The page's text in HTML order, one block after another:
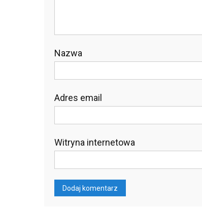
Nazwa
Adres email
Witryna internetowa